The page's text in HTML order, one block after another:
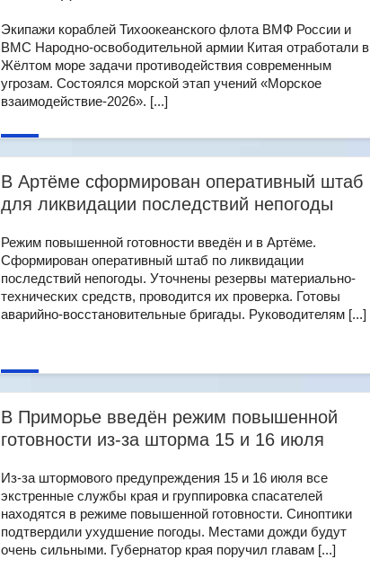
Экипажи кораблей Тихоокеанского флота ВМФ России и
ВМС Народно-освободительной армии Китая отработали в
Жёлтом море задачи противодействия современным
угрозам. Состоялся морской этап учений «Морское
взаимодействие-2026». [...]
В Артёме сформирован оперативный штаб
для ликвидации последствий непогоды
Режим повышенной готовности введён и в Артёме.
Сформирован оперативный штаб по ликвидации
последствий непогоды. Уточнены резервы материально-
технических средств, проводится их проверка. Готовы
аварийно-восстановительные бригады. Руководителям [...]
В Приморье введён режим повышенной
готовности из-за шторма 15 и 16 июля
Из-за штормового предупреждения 15 и 16 июля все
экстренные службы края и группировка спасателей
находятся в режиме повышенной готовности. Синоптики
подтвердили ухудшение погоды. Местами дожди будут
очень сильными. Губернатор края поручил главам [...]